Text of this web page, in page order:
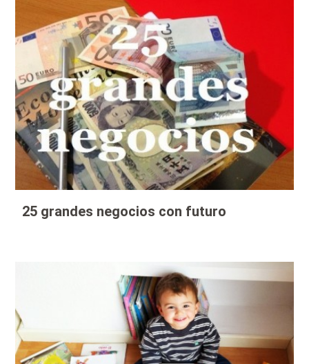
25 grandes negocios con futuro